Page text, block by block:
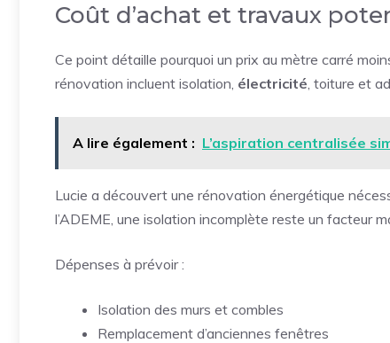
Coût d’achat et travaux
Ce point détaille pourquoi un prix au mètre carré
rénovation incluent isolation, électricité, toiture et
A lire également : L’aspiration centralisée
Lucie a découvert une rénovation énergétique
l’ADEME, une isolation incomplète reste un facteur
Dépenses à prévoir :
Isolation des murs et combles
Remplacement d’anciennes fenêtres